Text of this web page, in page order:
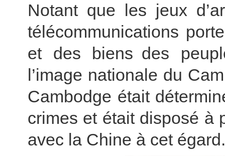
Notant que les jeux
télécommunications
et des biens des
l’image nationale du
Cambodge était
crimes et était disposé à
avec la Chine à cet égard.